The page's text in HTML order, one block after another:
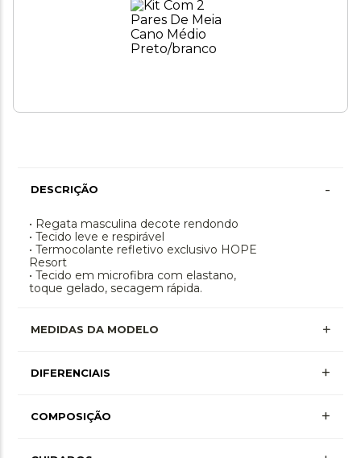
DESCRIÇÃO -
• Regata masculina decote rendondo
• Tecido leve e respirável
• Termocolante refletivo exclusivo HOPE
Resort
• Tecido em microfibra com elastano,
toque gelado, secagem rápida.
MEDIDAS DA MODELO
DIFERENCIAIS +
COMPOSIÇÃO +